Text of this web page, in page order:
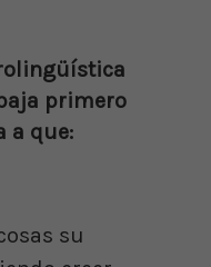
primero
a que:
su